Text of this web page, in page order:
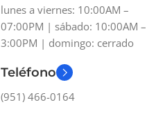
lunes a viernes: 10:00AM –
07:00PM | sábado: 10:00AM –
3:00PM | domingo: cerrado
Teléfono
(951) 466-0164